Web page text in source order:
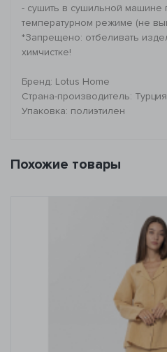
- сушить в сушильной машине
температурном режиме (не
*Запрещено: отбеливать
химчистке!
Бренд: Lotus Home
Страна-производитель: Турция
Упаковка: полиэтилен
Похожие товары